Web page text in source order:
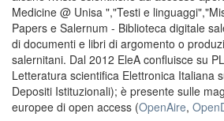
Medicine @ Unisa ","Testi e
Papers e Salernum - Biblioteca digitale
di documenti e libri di argomento o
salernitani. Dal 2012 EleA confluisce su
Letteratura scientifica Elettronica Italiana
Depositi Istituzionali); è presente sulle
europee di open access (OpenAire,